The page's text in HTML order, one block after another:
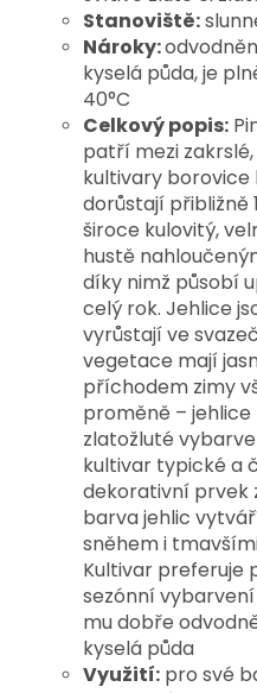
Stanoviště:
Nároky:
kyselá půda, je
40°C
Celkový popis:
patří mezi
kultivary borovice
dorůstají přibližně
široce kulovitý,
hustě
díky nimž působí
celý rok. Jehlice
vyrůstají ve
vegetace mají
příchodem zimy
proměně –
zlatožluté
kultivar typické a
dekorativní prvek
barva jehlic
Kultivar preferuje
sezónní
mu dobře
kyselá půda
Využití: pro své